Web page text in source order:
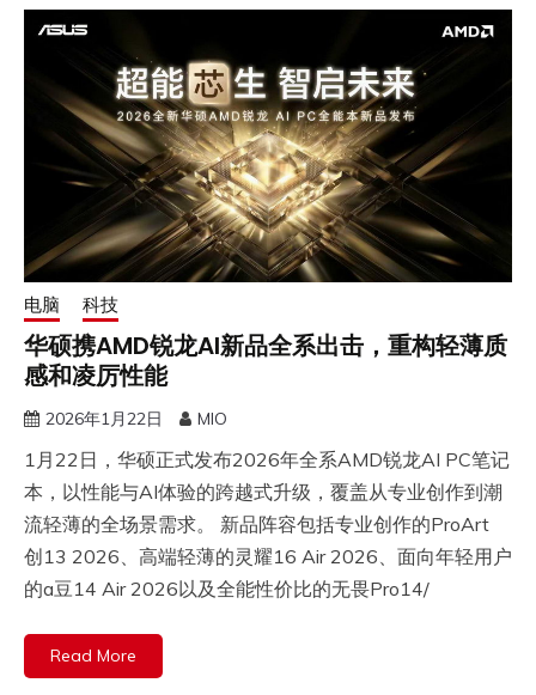
电脑 科技
华硕携AMD锐龙AI新品全系出击，重构轻薄质
感和凌厉性能
2026年1月22日 MIO
1月22日，华硕正式发布2026年全系AMD锐龙AI PC笔记
本，以性能与AI体验的跨越式升级，覆盖从专业创作到潮
流轻薄的全场景需求。 新品阵容包括专业创作的ProArt
创13 2026、高端轻薄的灵耀16 Air 2026、面向年轻用户
的a豆14 Air 2026以及全能性价比的无畏Pro14/
Read More